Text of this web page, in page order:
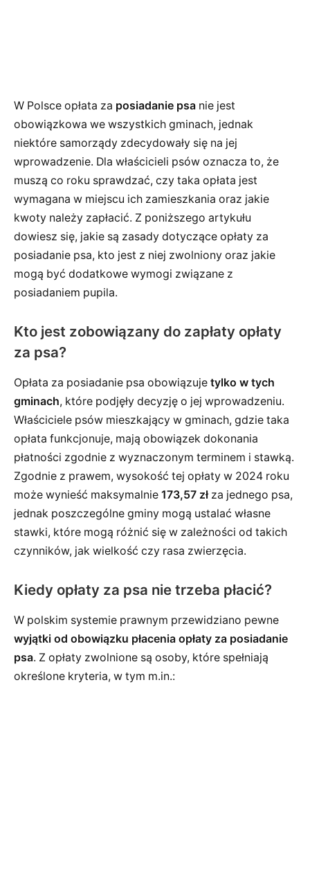
W Polsce opłata za posiadanie psa nie jest
obowiązkowa we wszystkich gminach, jednak
niektóre samorządy zdecydowały się na jej
wprowadzenie. Dla właścicieli psów oznacza to, że
muszą co roku sprawdzać, czy taka opłata jest
wymagana w miejscu ich zamieszkania oraz jakie
kwoty należy zapłacić. Z poniższego artykułu
dowiesz się, jakie są zasady dotyczące opłaty za
posiadanie psa, kto jest z niej zwolniony oraz jakie
mogą być dodatkowe wymogi związane z
posiadaniem pupila.
Kto jest zobowiązany do zapłaty opłaty
za psa?
Opłata za posiadanie psa obowiązuje tylko w tych
gminach, które podjęły decyzję o jej wprowadzeniu.
Właściciele psów mieszkający w gminach, gdzie taka
opłata funkcjonuje, mają obowiązek dokonania
płatności zgodnie z wyznaczonym terminem i stawką.
Zgodnie z prawem, wysokość tej opłaty w 2024 roku
może wynieść maksymalnie 173,57 złza jednego psa,
jednak poszczególne gminy mogą ustalać własne
stawki, które mogą różnić się w zależności od takich
czynników, jak wielkość czy rasa zwierzęcia.
Kiedy opłaty za psa nie trzeba płacić?
W polskim systemie prawnym przewidziano pewne
wyjątki od obowiązku płacenia opłaty za posiadanie
psa. Z opłaty zwolnione są osoby, które spełniają
określone kryteria, w tym m.in.: